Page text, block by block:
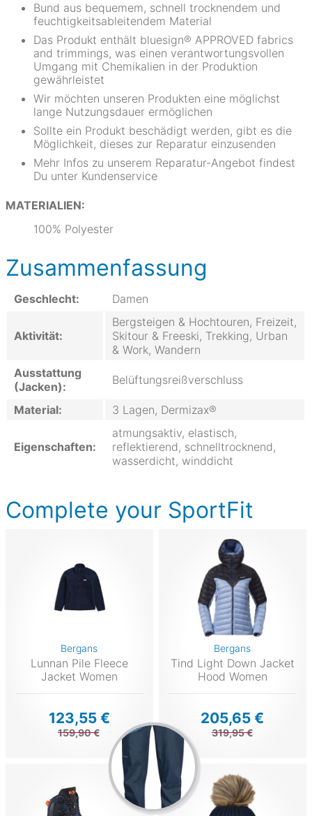
Bund aus bequemem, schnell trocknendem und
feuchtigkeitsableitendem Material
Das Produkt enthält bluesign® APPROVED fabrics
and trimmings, was einen verantwortungsvollen
Umgang mit Chemikalien in der Produktion
gewährleistet
Wir möchten unseren Produkten eine möglichst
lange Nutzungsdauer ermöglichen
Sollte ein Produkt beschädigt werden, gibt es die
Möglichkeit, dieses zur Reparatur einzusenden
Mehr Infos zu unserem Reparatur-Angebot findest
Du unter Kundenservice
MATERIALIEN:
100% Polyester
Zusammenfassung
Geschlecht: Damen
Aktivität:
Bergsteigen & Hochtouren, Freizeit,
Skitour & Freeski, Trekking, Urban
& Work, Wandern
Ausstattung
(Jacken):
Belüftungsreißverschluss
Material: 3 Lagen, Dermizax®
Eigenschaften:
atmungsaktiv, elastisch,
reflektierend, schnelltrocknend,
wasserdicht, winddicht
Complete your SportFit
Bergans
Lunnan Pile Fleece
Jacket Women
123,55 €
159,90 €
Bergans
Tind Light Down Jacket
Hood Women
205,65 €
319,95 €